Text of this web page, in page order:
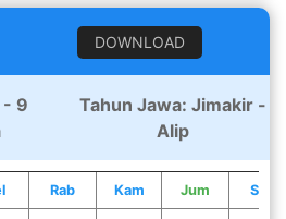
DOWNLOAD
- 9
Tahun Jawa: Jimakir -
Alip
Rab Kam Jum Sab